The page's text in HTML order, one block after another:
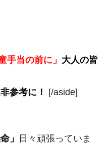
手当の前に」 大人の皆
参考に！
[/aside]
」
日々頑張っていま